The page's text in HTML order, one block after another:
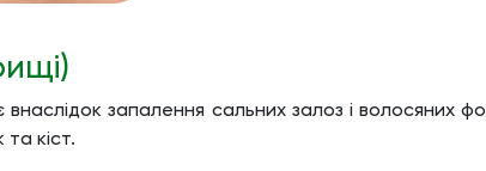
запалення сальних залоз і волосяних
кіст.